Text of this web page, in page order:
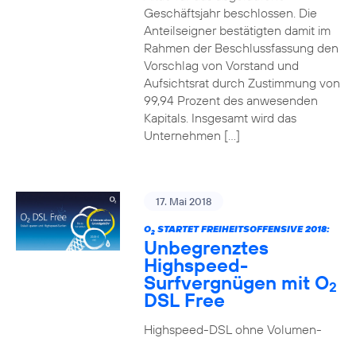
Geschäftsjahr beschlossen. Die
Anteilseigner bestätigten damit im
Rahmen der Beschlussfassung den
Vorschlag von Vorstand und
Aufsichtsrat durch Zustimmung von
99,94 Prozent des anwesenden
Kapitals. Insgesamt wird das
Unternehmen […]
17. Mai 2018
O2STARTET FREIHEITSOFFENSIVE 2018:
Unbegrenztes
Highspeed-
Surfvergnügen mit O2
DSL Free
Highspeed-DSL ohne Volumen-